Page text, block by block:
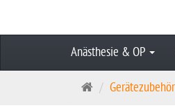
Anästhesie & OP
S
Gerätezubehör